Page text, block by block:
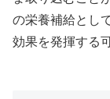
の栄養補給とし
効果を発揮する